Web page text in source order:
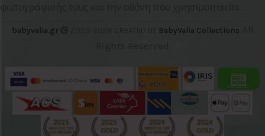
φωτογράφισής τους και την οθόνη που χρησιμοποιείτε.
babyvalia.gr BabyValia Collections